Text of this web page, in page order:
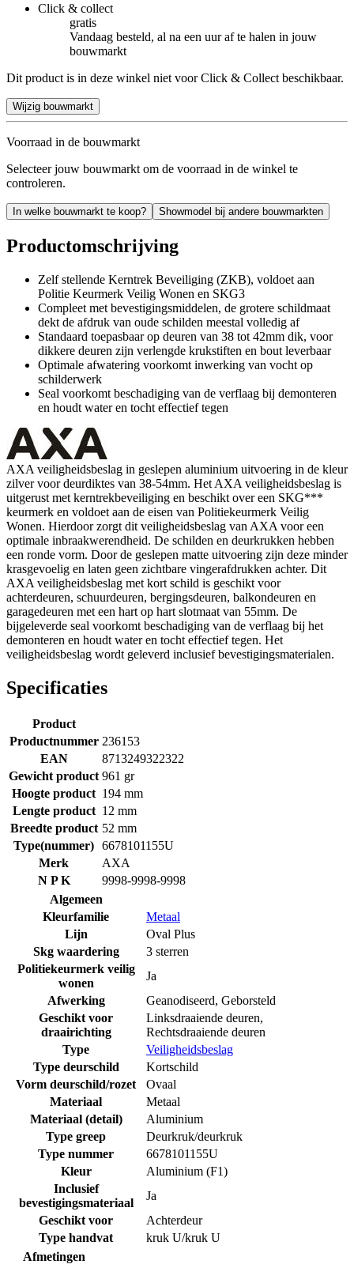
Click & collect
gratis
Vandaag besteld, al na een uur af te halen in jouw
bouwmarkt
Dit product is in deze winkel niet voor Click & Collect beschikbaar.
Wijzig bouwmarkt
Voorraad in de bouwmarkt
Selecteer jouw bouwmarkt om de voorraad in de winkel te
controleren.
In welke bouwmarkt te koop? Showmodel bij andere bouwmarkten
Productomschrijving
Zelf stellende Kerntrek Beveiliging (ZKB), voldoet aan
Politie Keurmerk Veilig Wonen en SKG3
Compleet met bevestigingsmiddelen, de grotere schildmaat
dekt de afdruk van oude schilden meestal volledig af
Standaard toepasbaar op deuren van 38 tot 42mm dik, voor
dikkere deuren zijn verlengde krukstiften en bout leverbaar
Optimale afwatering voorkomt inwerking van vocht op
schilderwerk
Seal voorkomt beschadiging van de verflaag bij demonteren
en houdt water en tocht effectief tegen
AXA veiligheidsbeslag in geslepen aluminium uitvoering in de kleur
zilver voor deurdiktes van 38-54mm. Het AXA veiligheidsbeslag is
uitgerust met kerntrekbeveiliging en beschikt over een SKG***
keurmerk en voldoet aan de eisen van Politiekeurmerk Veilig
Wonen. Hierdoor zorgt dit veiligheidsbeslag van AXA voor een
optimale inbraakwerendheid. De schilden en deurkrukken hebben
een ronde vorm. Door de geslepen matte uitvoering zijn deze minder
krasgevoelig en laten geen zichtbare vingerafdrukken achter. Dit
AXA veiligheidsbeslag met kort schild is geschikt voor
achterdeuren, schuurdeuren, bergingsdeuren, balkondeuren en
garagedeuren met een hart op hart slotmaat van 55mm. De
bijgeleverde seal voorkomt beschadiging van de verflaag bij het
demonteren en houdt water en tocht effectief tegen. Het
veiligheidsbeslag wordt geleverd inclusief bevestigingsmaterialen.
Specificaties
Product
Productnummer 236153
EAN
8713249322322
Gewicht product 961 gr
Hoogte product 194 mm
Lengte product 12 mm
Breedte product 52 mm
Type(nummer) 6678101155U
Merk
AXA
N P K
9998-9998-9998
Algemeen
Kleurfamilie
Metaal
Lijn
Oval Plus
Skg waardering
3 sterren
Politiekeurmerk veilig
wonen
Ja
Afwerking
Geanodiseerd, Geborsteld
Geschikt voor
draairichting
Linksdraaiende deuren,
Rechtsdraaiende deuren
Type
Veiligheidsbeslag
Type deurschild
Kortschild
Vorm deurschild/rozet
Ovaal
Materiaal
Metaal
Materiaal (detail)
Aluminium
Type greep
Deurkruk/deurkruk
Type nummer
6678101155U
Kleur
Aluminium (F1)
Inclusief
bevestigingsmateriaal
Ja
Geschikt voor
Achterdeur
Type handvat
kruk U/kruk U
Afmetingen